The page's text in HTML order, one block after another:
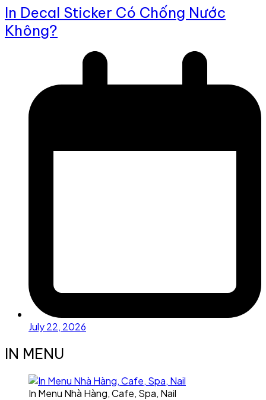
In Decal Sticker Có Chống Nước
Không?
July 22, 2026
IN MENU
In Menu Nhà Hàng, Cafe, Spa, Nail